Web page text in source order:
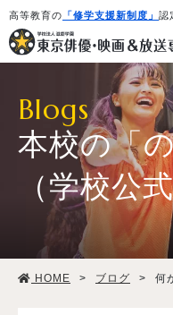
高等教育の 「修学支援新制度」 認
学校紹介・教育システ
Blogs
本校の「
（学校公
HOME > ブログ > 何